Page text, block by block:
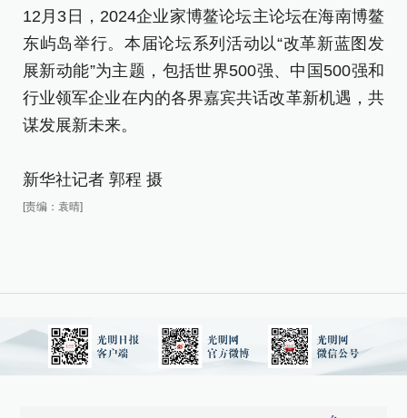
12月3日，2024企业家博鳌论坛主论坛在海南博鳌
东屿岛举行。本届论坛系列活动以“改革新蓝图发
展新动能”为主题，包括世界500强、中国500强和
行业领军企业在内的各界嘉宾共话改革新机遇，共
谋发展新未来。
新华社记者 郭程 摄
[责编：袁晴]